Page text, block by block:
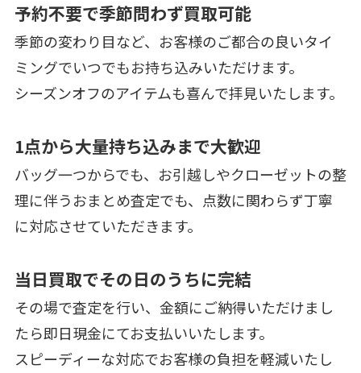
予約不要で季節問わず買取可能
季節の変わり目など、お客様のご都合の良いタイ
ミングでいつでもお持ち込みいただけます。
シーズンオフのアイテムも喜んで拝見いたします。
1点から大量持ち込みまで大歓迎
バッグ一つからでも、お引越しやクローゼットの整
理に伴うおまとめ査定でも、点数に関わらず丁寧
に対応させていただきます。
当日買取でその日のうちに完結
その場で査定を行い、金額にご納得いただけまし
たら即日現金にてお支払いいたします。
スピーディーな対応でお客様の負担を軽減いたし